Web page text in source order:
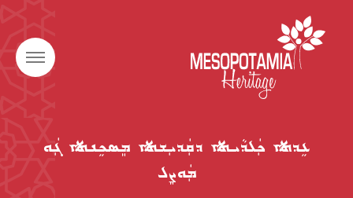
ܥܹܕܬܐ ܟܲܠܕܵܝܬܐ ܕܩܲܕܝܼܫܬܐ ܡܸܣܟܹܢܬܐ ܓܲܘ
ܡܲܘܨܸܠ